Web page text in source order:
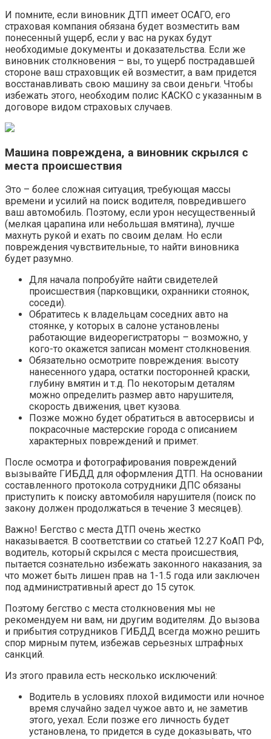
И помните, если виновник ДТП имеет ОСАГО, его
страховая компания обязана будет возместить вам
понесенный ущерб, если у вас на руках будут
необходимые документы и доказательства. Если же
виновник столкновения – вы, то ущерб пострадавшей
стороне ваш страховщик ей возместит, а вам придется
восстанавливать свою машину за свои деньги. Чтобы
избежать этого, необходим полис КАСКО с указанным в
договоре видом страховых случаев.
Машина повреждена, а виновник скрылся с
места происшествия
Это – более сложная ситуация, требующая массы
времени и усилий на поиск водителя, повредившего
ваш автомобиль. Поэтому, если урон несущественный
(мелкая царапина или небольшая вмятина), лучше
махнуть рукой и ехать по своим делам. Но если
повреждения чувствительные, то найти виновника
будет разумно.
Для начала попробуйте найти свидетелей
происшествия (парковщики, охранники стоянок,
соседи).
Обратитесь к владельцам соседних авто на
стоянке, у которых в салоне установлены
работающие видеорегистраторы – возможно, у
кого-то окажется записан момент столкновения.
Обязательно осмотрите повреждения: высоту
нанесенного удара, остатки посторонней краски,
глубину вмятин и т.д. По некоторым деталям
можно определить размер авто нарушителя,
скорость движения, цвет кузова.
Позже можно будет обратиться в автосервисы и
покрасочные мастерские города с описанием
характерных повреждений и примет.
После осмотра и фотографирования повреждений
вызывайте ГИБДД для оформления ДТП. На основании
составленного протокола сотрудники ДПС обязаны
приступить к поиску автомобиля нарушителя (поиск по
закону должен продолжаться в течение 3 месяцев).
Важно! Бегство с места ДТП очень жестко
наказывается. В соответствии со статьей 12.27 КоАП РФ,
водитель, который скрылся с места происшествия,
пытается сознательно избежать законного наказания, за
что может быть лишен прав на 1-1.5 года или заключен
под административный арест до 15 суток.
Поэтому бегство с места столкновения мы не
рекомендуем ни вам, ни другим водителям. До вызова
и прибытия сотрудников ГИБДД всегда можно решить
спор мирным путем, избежав серьезных штрафных
санкций.
Из этого правила есть несколько исключений:
Водитель в условиях плохой видимости или ночное
время случайно задел чужое авто и, не заметив
этого, уехал. Если позже его личность будет
установлена, то придется в суде доказывать, что